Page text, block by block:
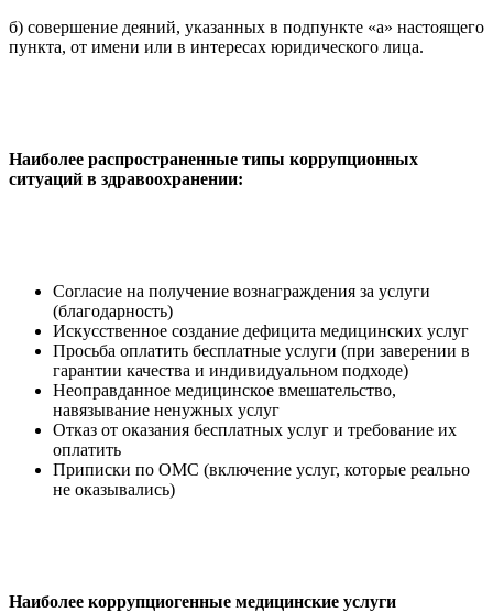
б) совершение деяний, указанных в подпункте «а» настоящего
пункта, от имени или в интересах юридического лица.
Наиболее распространенные типы коррупционных
ситуаций в здравоохранении:
Согласие на получение вознаграждения за услуги
(благодарность)
Искусственное создание дефицита медицинских услуг
Просьба оплатить бесплатные услуги (при заверении в
гарантии качества и индивидуальном подходе)
Неоправданное медицинское вмешательство,
навязывание ненужных услуг
Отказ от оказания бесплатных услуг и требование их
оплатить
Приписки по ОМС (включение услуг, которые реально
не оказывались)
Наиболее коррупциогенные медицинские услуги